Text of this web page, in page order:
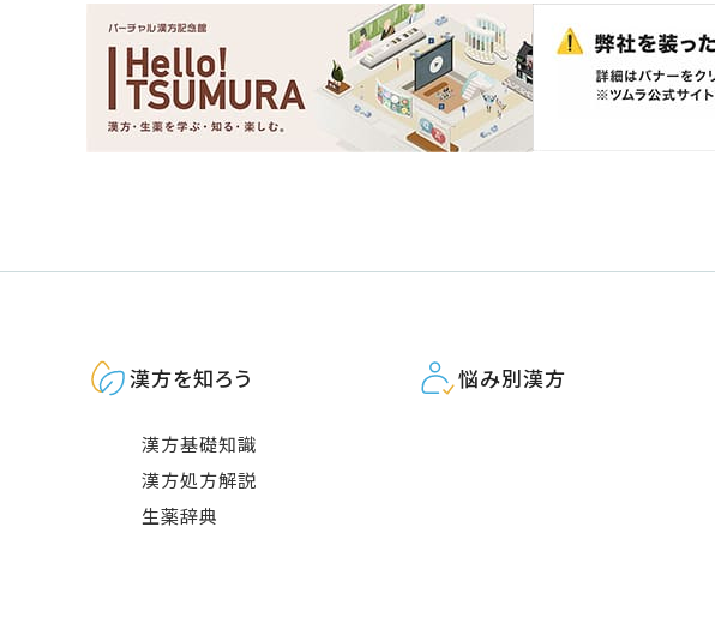
漢方を知ろう
漢方基礎知識
漢方処方解説
生薬辞典
悩み別漢方